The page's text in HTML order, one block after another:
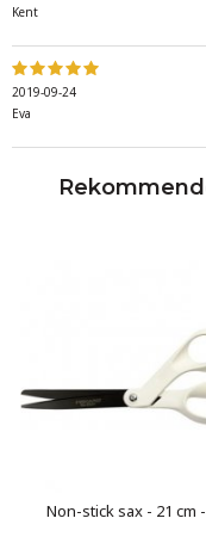
Kent
2019-09-24
Eva
Non-stick sax - 21 cm